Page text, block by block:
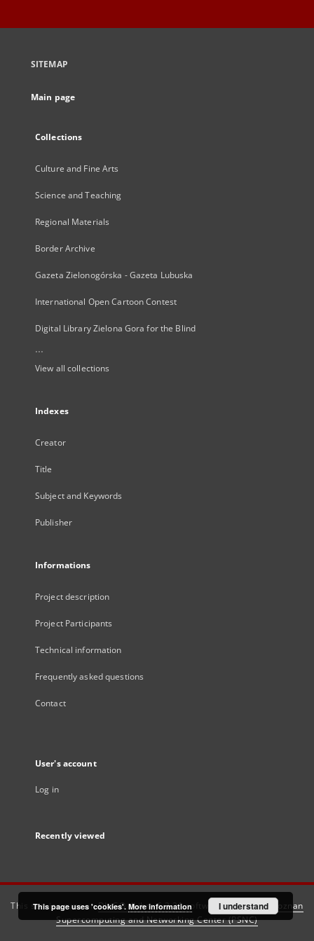
SITEMAP
Main page
Collections
Culture and Fine Arts
Science and Teaching
Regional Materials
Border Archive
Gazeta Zielonogórska - Gazeta Lubuska
International Open Cartoon Contest
Digital Library Zielona Gora for the Blind
...
View all collections
Indexes
Creator
Title
Subject and Keywords
Publisher
Informations
Project description
Project Participants
Technical information
Frequently asked questions
Contact
User's account
Log in
Recently viewed
This service runs onDInGO dLibra 6.3.21software created by
Poznan
Supercomputing and Networking Center (PSNC)
This page uses 'cookies'. More information I understand